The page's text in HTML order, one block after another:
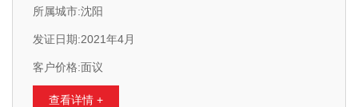
所属城市:沈阳
发证日期:2021年4月
客户价格:面议
查看详情 +